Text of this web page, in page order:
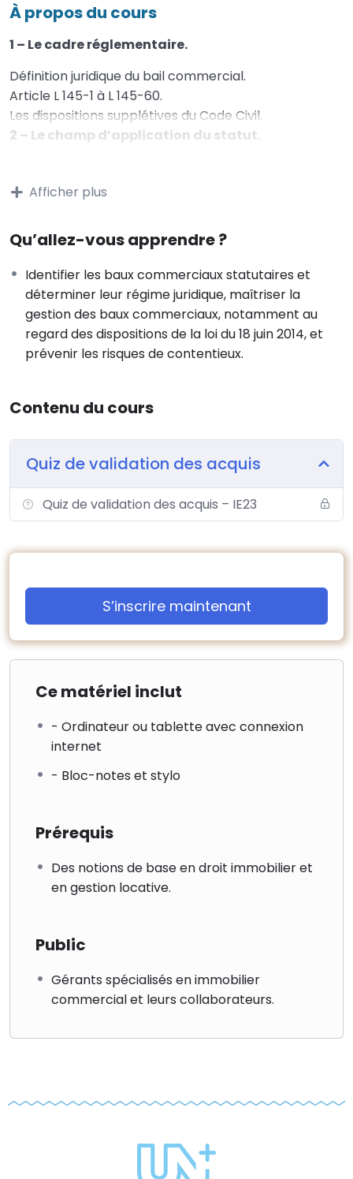
À propos du cours
1 – Le cadre réglementaire.
Définition juridique du bail commercial.
Article L 145-1 à L 145-60.
Les dispositions supplétives du Code Civil.
2 – Le champ d’application du statut.
L’extension au champ d’application (légal et
conventionnel : baux professionnels).
Précisions nécessaires et contraintes.
3 – La durée du bail.
La durée minimale, incidence d’une durée
contractuelle supérieure à 9 ans (déplafonnement) ;
à 12 ans (publications aux hypothèques).
4 – Le droit de céder le bail commercial.
Cession du fonds de commerce.
Cession du droit au bail.
Clauses limitatives.
Formalités.
Effets de la cession.
Nouvelle limitation de la durée de garantie du cédant.
5 – Le nouveau droit de préemption du locataire
commerçant en cas de vente du local loué.
6 – Le loyer.
Sa fixation (droit d’entrée / pas de porte).
Obligation du rédacteur de l’acte de qualification et
Plafonnement / déplafonnement.
Révision-indexation, les différences.
monovalents, bureaux).
7.1 – Clause résolutoire.
7.2 – Résiliation judiciaire.
7.3 – Résiliation amiable.
Du bailleur.
8 – Le droit au renouvellement.
Les conditions du droit au renouvellement.
Le refus sans indemnité d’éviction.
Le refus avec indemnité d’éviction.
Afficher plus
Qu’allez-vous apprendre ?
Identifier les baux commerciaux statutaires et
déterminer leur régime juridique, maîtriser la
gestion des baux commerciaux, notamment au
regard des dispositions de la loi du 18 juin 2014, et
prévenir les risques de contentieux.
Contenu du cours
Quiz de validation des acquis
Quiz de validation des acquis – IE23
S’inscrire maintenant
Ce matériel inclut
- Ordinateur ou tablette avec connexion
internet
- Bloc-notes et stylo
Prérequis
Des notions de base en droit immobilier et
en gestion locative.
Public
Gérants spécialisés en immobilier
commercial et leurs collaborateurs.